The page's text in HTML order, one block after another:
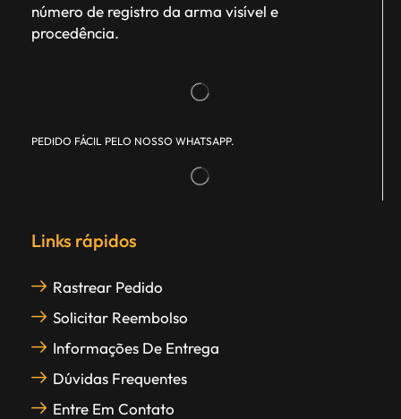
número de registro da arma visível e
procedência.
PEDIDO FÁCIL PELO NOSSO WHATSAPP.
Links rápidos
Rastrear Pedido
Solicitar Reembolso
Informações De Entrega
Dúvidas Frequentes
Entre Em Contato